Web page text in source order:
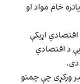
خام مواد او
اړیکې
د اقتصادي
دی.
ورکړی چې چمتو